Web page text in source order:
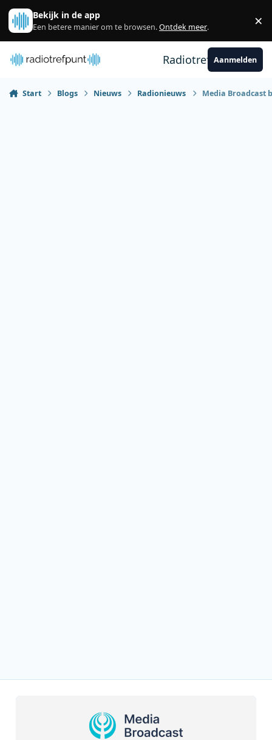
Spring naar bijdragen
Bekijk in de app
Een betere manier om te browsen.Ontdek meer. ×
RadiotrefpuntAanmelden
Start Blogs Nieuws Radionieuws Media Broadcast